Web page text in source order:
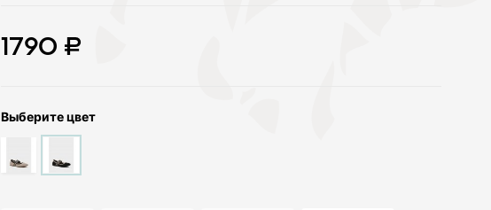
1790 ₽
Выберите цвет